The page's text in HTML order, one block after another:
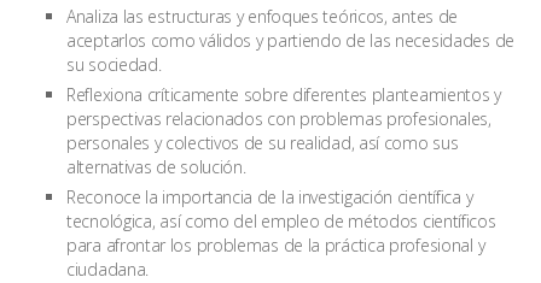
Analiza las estructuras y enfoques teóricos, antes de
aceptarlos como válidos y partiendo de las necesidades de
su sociedad.
Reflexiona críticamente sobre diferentes planteamientos y
perspectivas relacionados con problemas profesionales,
personales y colectivos de su realidad, así como sus
alternativas de solución.
Reconoce la importancia de la investigación científica y
tecnológica, así como del empleo de métodos científicos
para afrontar los problemas de la práctica profesional y
ciudadana.